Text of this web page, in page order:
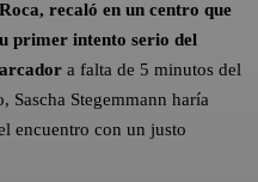
recaló en un centro que
primer intento serio del
a falta de 5 minutos del
Sascha Stegemmann haría
encuentro con un justo